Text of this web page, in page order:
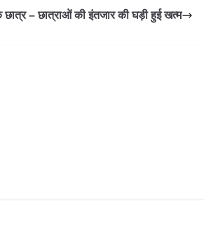
– छात्राओं की इंतजार की घड़ी हुई खत्म